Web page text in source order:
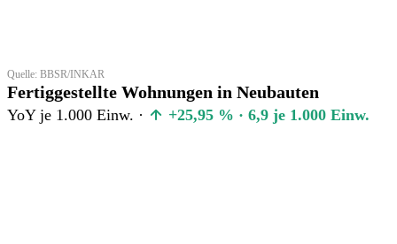
Quelle: BBSR/INKAR
Fertiggestellte Wohnungen in Neubauten
YoY je 1.000 Einw. · +25,95 % · 6,9 je 1.000 Einw.